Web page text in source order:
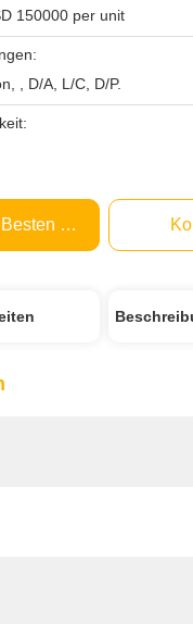
150000 per unit
, D/A, L/C, D/P.
Preis